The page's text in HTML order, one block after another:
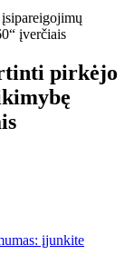
įverčiais
pirkėjo
įjunkite